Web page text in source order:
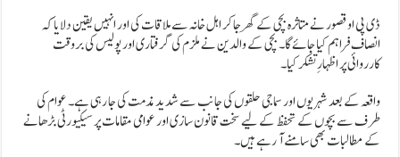
ڈی پی او قصور نے متاثرہ بچی کے گھر جا کر اہل خانہ سے ملاقات کی اور انہیں یقین دلایا کہ
انصاف فراہم کیا جائے گا۔ بچی کے والدین نے ملزم کی گرفتاری اور پولیس کی بروقت
کارروائی پر اظہارِ تشکر کیا۔
واقعہ کے بعد شہریوں اور سماجی حلقوں کی جانب سے شدید مذمت کی جا رہی ہے۔ عوام کی
طرف سے بچوں کے تحفظ کے لیے سخت قانون سازی اور عوامی مقامات پر سیکیورٹی بڑھانے
کے مطالبات بھی سامنے آ رہے ہیں۔